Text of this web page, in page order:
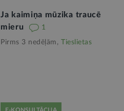
Ja kaimiņa mūzika traucē
mieru
1
Pirms 3 nedēļām, Tieslietas